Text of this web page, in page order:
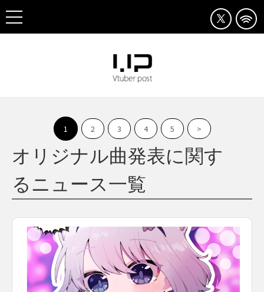
1 2 3 4 5 >
オリジナル曲発表に関す
るニュース一覧